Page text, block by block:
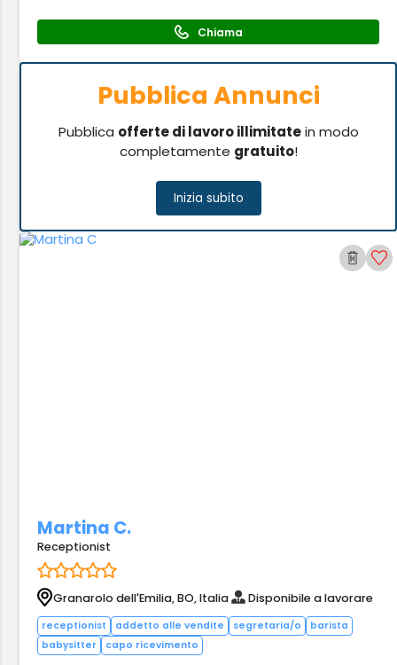
Chiama
Pubblica Annunci
Pubblica offerte di lavoro illimitatein modo
completamente gratuito!
Inizia subito
Martina C.
Receptionist
Granarolo dell'Emilia, BO, Italia Disponibile a lavorare
receptionist addetto alle vendite segretaria/o
barista
babysitter
capo ricevimento